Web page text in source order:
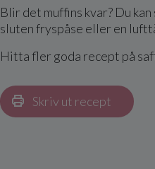
Blir det muffins kvar? Du
sluten fryspåse eller en
Hitta fler goda recept på
Skriv ut recept